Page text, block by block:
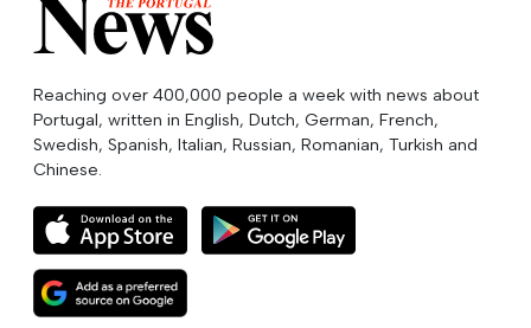
Reaching over 400,000 people a week with news about
Portugal, written in English, Dutch, German, French,
Swedish, Spanish, Italian, Russian, Romanian, Turkish and
Chinese.